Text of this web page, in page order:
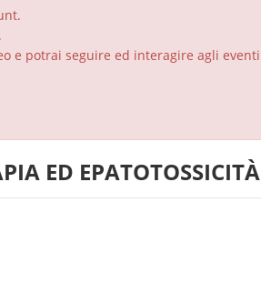
.
e potrai seguire ed interagire agli eventi
ED EPATOTOSSICITÀ